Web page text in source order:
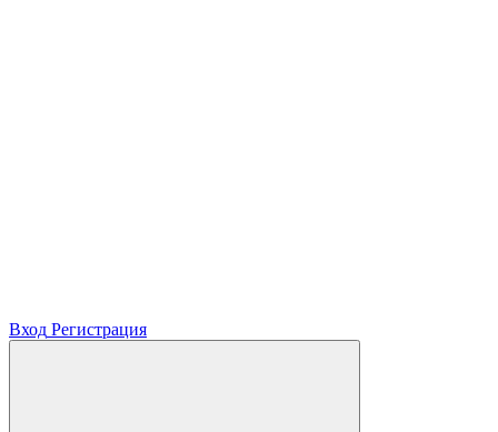
Вход Регистрация